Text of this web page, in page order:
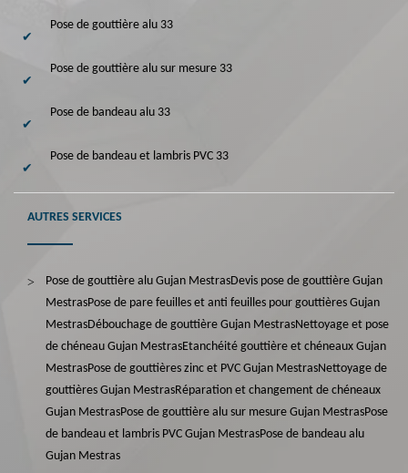
Pose de gouttière alu 33
Pose de gouttière alu sur mesure 33
Pose de bandeau alu 33
Pose de bandeau et lambris PVC 33
AUTRES SERVICES
Pose de gouttière alu Gujan MestrasDevis pose de gouttière Gujan
MestrasPose de pare feuilles et anti feuilles pour gouttières Gujan
MestrasDébouchage de gouttière Gujan MestrasNettoyage et pose
de chéneau Gujan MestrasEtanchéité gouttière et chéneaux Gujan
MestrasPose de gouttières zinc et PVC Gujan MestrasNettoyage de
gouttières Gujan MestrasRéparation et changement de chéneaux
Gujan MestrasPose de gouttière alu sur mesure Gujan MestrasPose
de bandeau et lambris PVC Gujan MestrasPose de bandeau alu
Gujan Mestras